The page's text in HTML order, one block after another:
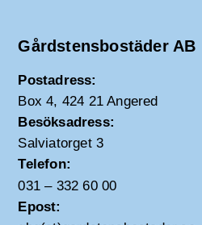
Gårdstensbostäder AB
Postadress:
Box 4, 424 21 Angered
Besöksadress:
Salviatorget 3
Telefon:
031 – 332 60 00
Epost: